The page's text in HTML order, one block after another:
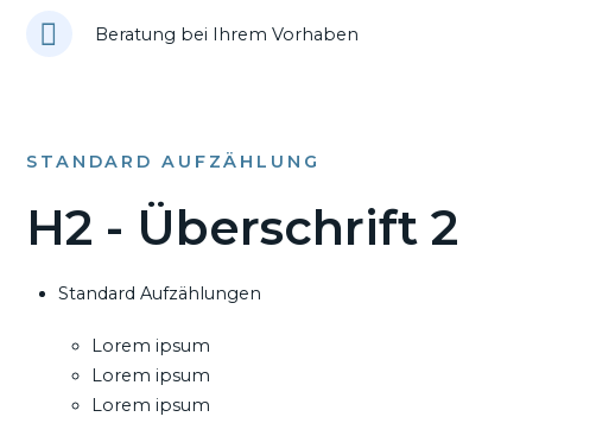
Beratung bei Ihrem Vorhaben
STANDARD AUFZÄHLUNG
H2 - Überschrift 2
Standard Aufzählungen
Lorem ipsum
Lorem ipsum
Lorem ipsum